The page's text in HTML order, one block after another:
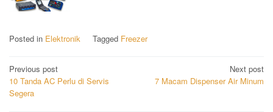
Posted in Elektronik Tagged Freezer
Post
navigation
Previous post
10 Tanda AC Perlu di Servis
Segera
Next post
7 Macam Dispenser Air Minum